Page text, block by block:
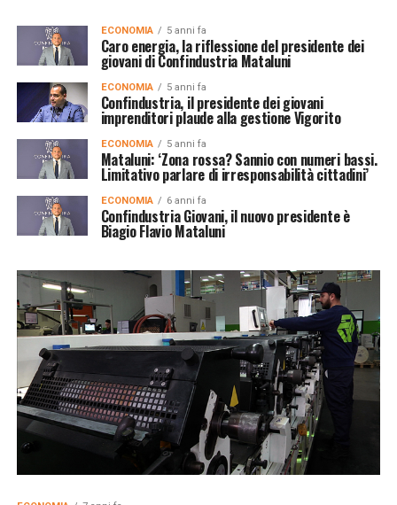
ECONOMIA 5 anni fa
Caro energia, la riflessione del presidente dei
giovani di Confindustria Mataluni
ECONOMIA 5 anni fa
Confindustria, il presidente dei giovani
imprenditori plaude alla gestione Vigorito
ECONOMIA 5 anni fa
Mataluni: ‘Zona rossa? Sannio con numeri bassi.
Limitativo parlare di irresponsabilità cittadini’
ECONOMIA 6 anni fa
Confindustria Giovani, il nuovo presidente è
Biagio Flavio Mataluni